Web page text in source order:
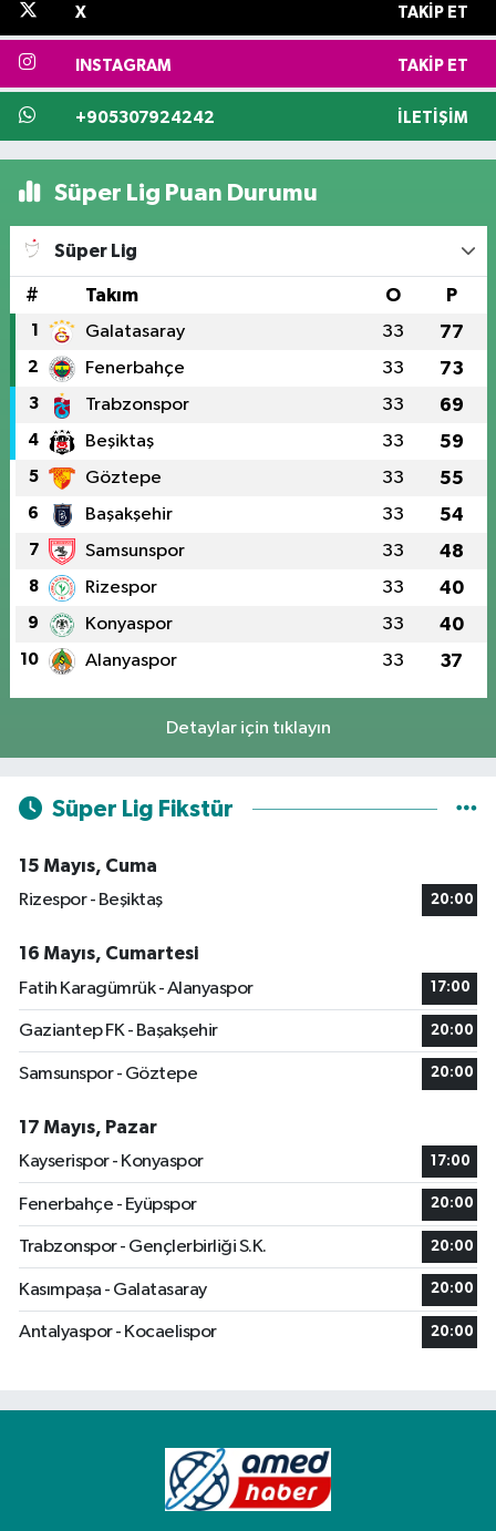
X TAKIP ET
INSTAGRAM TAKIP ET
+905307924242 İLETIŞIM
Süper Lig Puan Durumu
Süper Lig
# Takım O P
1 Galatasaray 33 77
2 Fenerbahçe 33 73
3 Trabzonspor 33 69
4 Beşiktaş 33 59
5 Göztepe 33 55
6 Başakşehir 33 54
7 Samsunspor 33 48
8 Rizespor 33 40
9 Konyaspor 33 40
10 Alanyaspor 33 37
Detaylar için tıklayın
Süper Lig Fikstür
15 Mayıs, Cuma
Rizespor - Beşiktaş
20:00
16 Mayıs, Cumartesi
Fatih Karagümrük - Alanyaspor
17:00
Gaziantep FK - Başakşehir 20:00
Samsunspor - Göztepe 20:00
17 Mayıs, Pazar
Kayserispor - Konyaspor
17:00
Fenerbahçe - Eyüpspor 20:00
Trabzonspor - Gençlerbirliği S.K. 20:00
Kasımpaşa - Galatasaray 20:00
Antalyaspor - Kocaelispor 20:00